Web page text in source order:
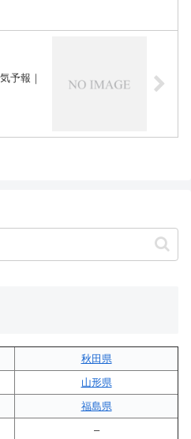
予報｜
秋田県
山形県
福島県
–